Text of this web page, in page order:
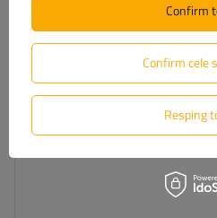
Confirm cele
Resping
Confirm